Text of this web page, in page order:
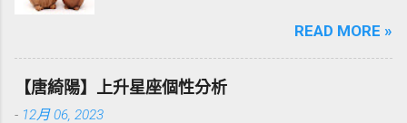
強勢；以為自己謹慎又細心，其實別人眼
中的你，神經比電線還粗！ 我曾說過， 上
升星座 代表一個人的作風，其實也代表別
人眼中所看到的你。好不好奇，在 別人心
READ MORE »
【唐綺陽】上升星座個性分析
- 12月 06, 2023